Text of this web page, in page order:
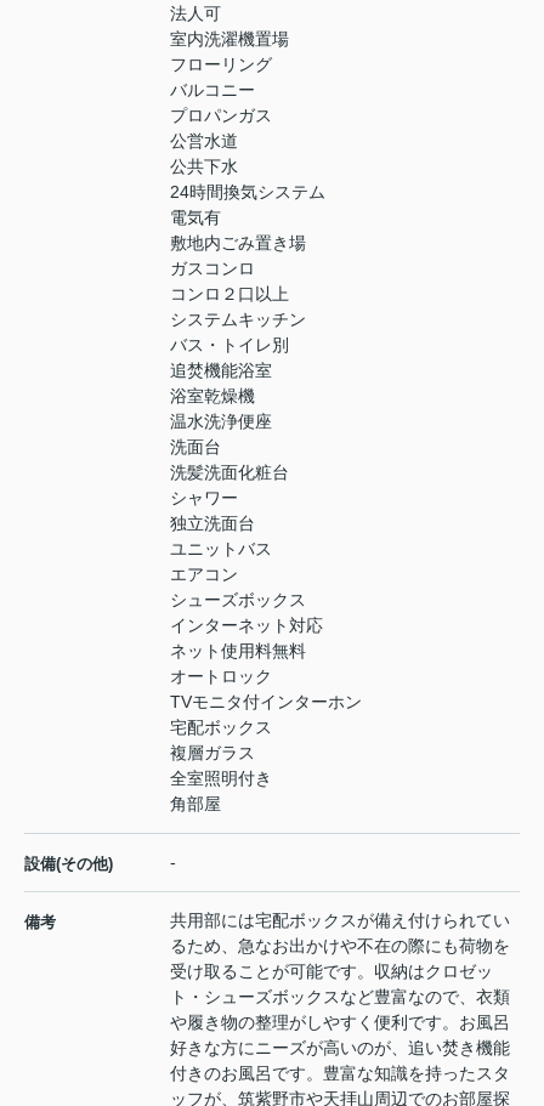
法人可
室内洗濯機置場
フローリング
バルコニー
プロパンガス
公営水道
公共下水
24時間換気システム
電気有
敷地内ごみ置き場
ガスコンロ
コンロ２口以上
システムキッチン
バス・トイレ別
追焚機能浴室
浴室乾燥機
温水洗浄便座
洗面台
洗髪洗面化粧台
シャワー
独立洗面台
ユニットバス
エアコン
シューズボックス
インターネット対応
ネット使用料無料
オートロック
TVモニタ付インターホン
宅配ボックス
複層ガラス
全室照明付き
角部屋
設備(その他) -
備考
共用部には宅配ボックスが備え付けられてい
るため、急なお出かけや不在の際にも荷物を
受け取ることが可能です。収納はクロゼッ
ト・シューズボックスなど豊富なので、衣類
や履き物の整理がしやすく便利です。お風呂
好きな方にニーズが高いのが、追い焚き機能
付きのお風呂です。豊富な知識を持ったスタ
ッフが、筑紫野市や天拝山周辺でのお部屋探